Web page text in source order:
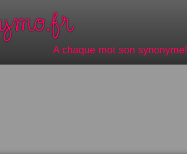
A chaque mot son synonyme!